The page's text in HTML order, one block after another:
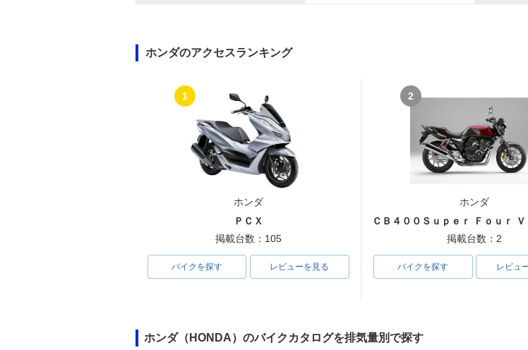
ホンダのアクセスランキング
1
ホンダ
ＰＣＸ
掲載台数：105
バイクを探す レビューを見る
2
ホンダ
掲載台数：2
バイクを探す レビュ
ホンダ（HONDA）のバイクカタログを排気量別で探す